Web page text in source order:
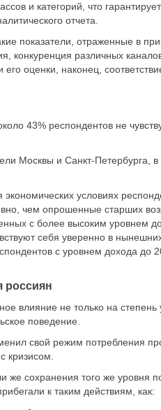
и категорий, что
отчета.
показатели, отраженные в
конкуренция различных
оценки, наконец,
43% респондентов не
Москвы и Санкт-Петербурга, в
условиях
чем опрошенные старших
с более высоким уровнем
себя уверенно в
с уровнем дохода до
россиян
влияние не только на степень
поведение.
свой режим потребления
кризисом.
сохранения того же уровня
к таким действиям, как: